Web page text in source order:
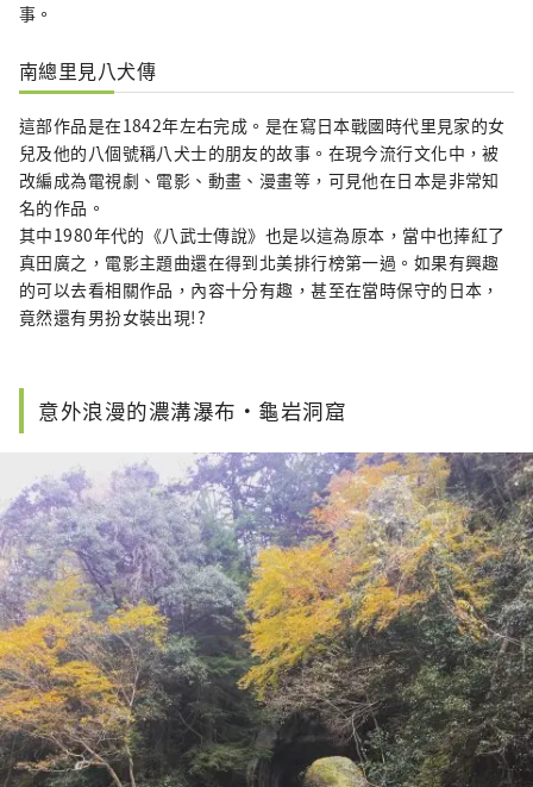
事。
南總里見八犬傳
這部作品是在1842年左右完成。是在寫日本戰國時代里見家的女
兒及他的八個號稱八犬士的朋友的故事。在現今流行文化中，被
改編成為電視劇、電影、動畫、漫畫等，可見他在日本是非常知
名的作品。
其中1980年代的《八武士傳說》也是以這為原本，當中也捧紅了
真田廣之，電影主題曲還在得到北美排行榜第一過。如果有興趣
的可以去看相關作品，內容十分有趣，甚至在當時保守的日本，
竟然還有男扮女裝出現!?
意外浪漫的濃溝瀑布・龜岩洞窟